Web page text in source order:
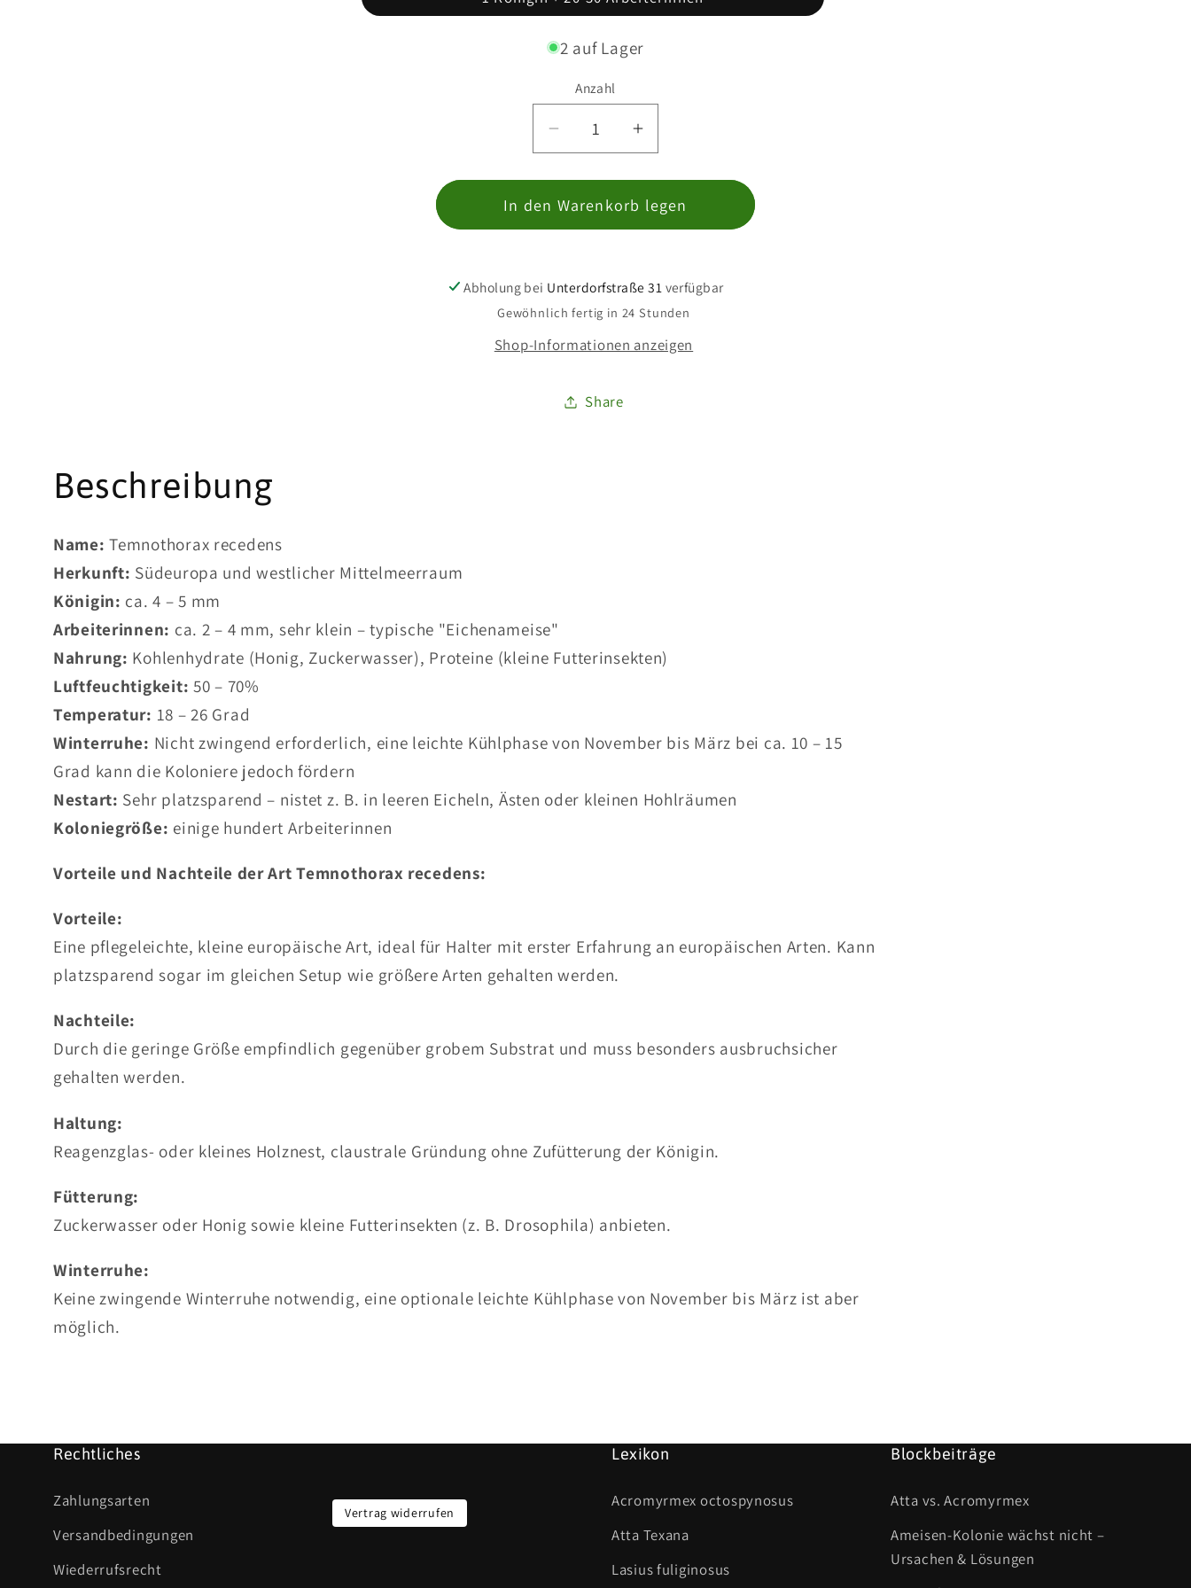
2 auf Lager
Anzahl
Anzahl
Verringere
Menge
für
Temnothorax
Erhöhe
Menge
für
Temnothorax
In den Warenkorb legen
Abholung bei Unterdorfstraße 31 verfügbar
Gewöhnlich fertig in 24 Stunden
Shop-Informationen anzeigen
Share
Beschreibung
Name: Temnothorax recedens
Herkunft: Südeuropa und westlicher Mittelmeerraum
Königin: ca. 4 – 5 mm
Arbeiterinnen: ca. 2 – 4 mm, sehr klein – typische "Eichenameise"
Nahrung: Kohlenhydrate (Honig, Zuckerwasser), Proteine (kleine Futterinsekten)
Luftfeuchtigkeit: 50 – 70%
Temperatur: 18 – 26 Grad
Winterruhe: Nicht zwingend erforderlich, eine leichte Kühlphase von November bis März bei ca. 10 – 15
Grad kann die Koloniere jedoch fördern
Nestart: Sehr platzsparend – nistet z. B. in leeren Eicheln, Ästen oder kleinen Hohlräumen
Koloniegröße: einige hundert Arbeiterinnen
Vorteile und Nachteile der Art Temnothorax recedens:
Vorteile:
Eine pflegeleichte, kleine europäische Art, ideal für Halter mit erster Erfahrung an europäischen Arten. Kann
platzsparend sogar im gleichen Setup wie größere Arten gehalten werden.
Nachteile:
Durch die geringe Größe empfindlich gegenüber grobem Substrat und muss besonders ausbruchsicher
gehalten werden.
Haltung:
Reagenzglas- oder kleines Holznest, claustrale Gründung ohne Zufütterung der Königin.
Fütterung:
Zuckerwasser oder Honig sowie kleine Futterinsekten (z. B. Drosophila) anbieten.
Winterruhe:
Keine zwingende Winterruhe notwendig, eine optionale leichte Kühlphase von November bis März ist aber
möglich.
Rechtliches
Zahlungsarten
Versandbedingungen
Wiederrufsrecht
Vertrag widerrufen
Lexikon
Acromyrmex octospynosus
Atta Texana
Lasius fuliginosus
Blockbeiträge
Atta vs. Acromyrmex
Ameisen-Kolonie wächst nicht –
Ursachen & Lösungen